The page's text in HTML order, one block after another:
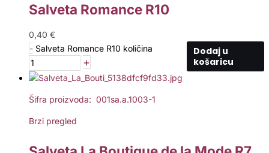
Salveta Romance R10
0,40 €
- Salveta Romance R10 količina
+
Dodaj u
košaricu
Šifra proizvoda: 001sa.a.1003-1
Brzi pregled